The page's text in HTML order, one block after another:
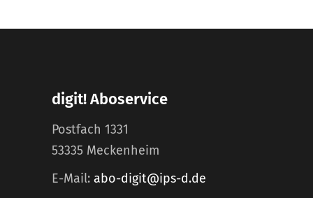
digit! Aboservice
Postfach 1331
53335 Meckenheim
E-Mail: abo-digit@ips-d.de